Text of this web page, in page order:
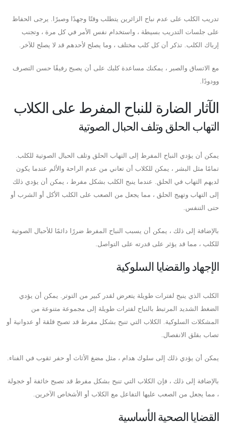
تدريب الكلب على عدم نباح الزائرين يتطلب وقتًا وجهدًا وصبرًا. يرجى الحفاظ
على جلسات التدريب بسيطة ، واستخدام نفس الأمر في كل مرة ، وتجنب
إرباك الكلب. تذكر أن كل كلب مختلف ، وما يصلح لأحدهم قد لا يصلح للآخر.
مع الاتساق والصبر ، يمكنك مساعدة كلبك على أن يصبح رفيقًا حسن التصرف
وودودًا.
الآثار الضارة للنباح المفرط على الكلاب
التهاب الحلق وتلف الحبال الصوتية
يمكن أن يؤدي النباح المفرط إلى التهاب الحلق وتلف الحبال الصوتية للكلب.
تمامًا مثل البشر ، يمكن للكلاب أن تعاني من عدم الراحة والألم عندما يكون
لديهم التهاب في الحلق. عندما ينبح الكلب بشكل مفرط ، يمكن أن يؤدي ذلك
إلى التهاب وتهيج الحلق ، مما يجعل من الصعب على الكلب الأكل أو الشرب أو
حتى التنفس.
بالإضافة إلى ذلك ، يمكن أن يسبب النباح المفرط ضررًا دائمًا للأحبال الصوتية
للكلب ، مما قد يؤثر على قدرته على التواصل.
الإجهاد والقضايا السلوكية
الكلب الذي ينبح لفترات طويلة يتعرض لقدر كبير من التوتر. يمكن أن يؤدي
الضغط الشديد المرتبط بالنباح لفترات طويلة إلى مجموعة متنوعة من
المشكلات السلوكية. الكلاب التي تنبح بشكل مفرط قد تصبح قلقة أو عدوانية أو
تصاب بقلق الانفصال.
يمكن أن يؤدي ذلك إلى سلوك هدام ، مثل مضغ الأثاث أو حفر ثقوب في الفناء.
بالإضافة إلى ذلك ، فإن الكلاب التي تنبح بشكل مفرط قد تصبح خائفة أو خجولة
، مما يجعل من الصعب عليها التفاعل مع الكلاب أو الأشخاص الآخرين.
القضايا الصحية الأساسية